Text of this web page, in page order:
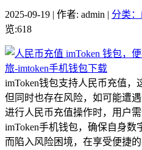
2025-09-19 | 作者: admin | 分类
览:618
imToken钱包支持人民币充值，
但同时也存在风险，如可能遭
进行人民币充值操作时，用户
imToken手机钱包，确保自身
而陷入风险困境，在享受便捷